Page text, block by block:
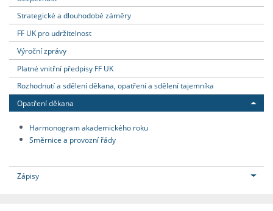
Strategické a dlouhodobé záměry
FF UK pro udržitelnost
Výroční zprávy
Platné vnitřní předpisy FF UK
Rozhodnutí a sdělení děkana, opatření a sdělení tajemníka
Opatření děkana
Harmonogram akademického roku
Směrnice a provozní řády
Zápisy